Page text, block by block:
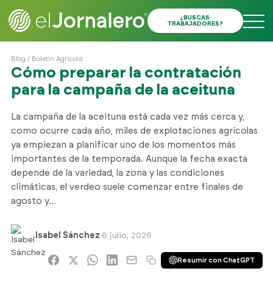
¿BUSCAS
TRABAJADORES?
Blog / Boletín Agrícola
Cómo preparar la contratación
para la campaña de la aceituna
La campaña de la aceituna está cada vez más cerca y,
como ocurre cada año, miles de explotaciones agrícolas
ya empiezan a planificar uno de los momentos más
importantes de la temporada. Aunque la fecha exacta
depende de la variedad, la zona y las condiciones
climáticas, el verdeo suele comenzar entre finales de
agosto y…
Isabel Sánchez·6 julio, 2026
Resumir con ChatGPT